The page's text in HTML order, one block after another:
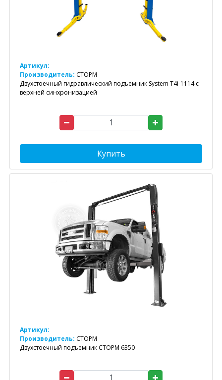
Артикул:
Производитель: СТОРМ
Двухстоечный гидравлический подъемник System T4i-1114 с
верхней синхронизацией
Купить
Артикул:
Производитель: СТОРМ
Двухстоечный подъемник СТОРМ 6350